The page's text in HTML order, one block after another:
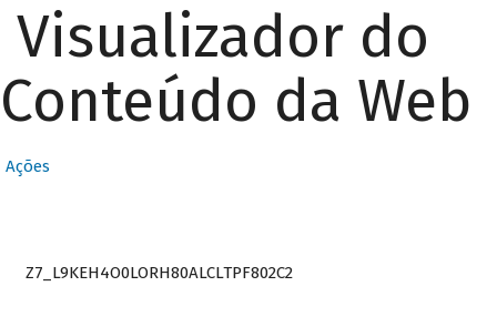
Visualizador do
Conteúdo da Web
Ações
Z7_L9KEH4O0LORH80ALCLTPF802C2